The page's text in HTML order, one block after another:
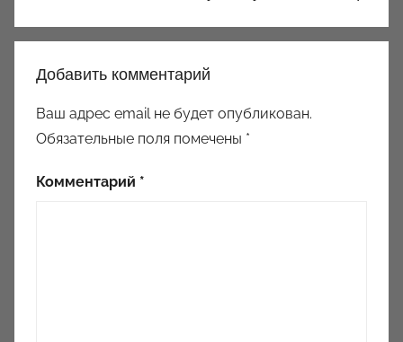
Добавить комментарий
Ваш адрес email не будет опубликован.
Обязательные поля помечены *
Комментарий *